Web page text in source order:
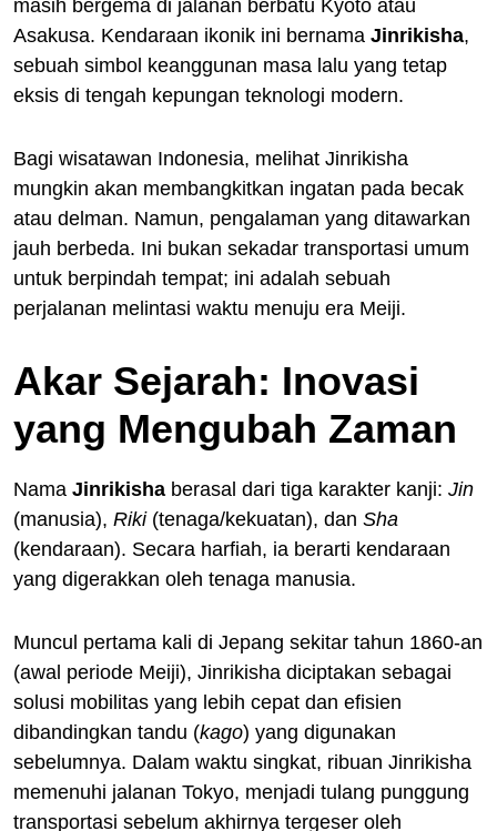
masih bergema di jalanan berbatu Kyoto atau
Asakusa. Kendaraan ikonik ini bernama Jinrikisha,
sebuah simbol keanggunan masa lalu yang tetap
eksis di tengah kepungan teknologi modern.
Bagi wisatawan Indonesia, melihat Jinrikisha
mungkin akan membangkitkan ingatan pada becak
atau delman. Namun, pengalaman yang ditawarkan
jauh berbeda. Ini bukan sekadar transportasi umum
untuk berpindah tempat; ini adalah sebuah
perjalanan melintasi waktu menuju era Meiji.
Akar Sejarah: Inovasi
yang Mengubah Zaman
Nama Jinrikisha berasal dari tiga karakter kanji: Jin
(manusia), Riki(tenaga/kekuatan), dan Sha
(kendaraan). Secara harfiah, ia berarti kendaraan
yang digerakkan oleh tenaga manusia.
Muncul pertama kali di Jepang sekitar tahun 1860-an
(awal periode Meiji), Jinrikisha diciptakan sebagai
solusi mobilitas yang lebih cepat dan efisien
dibandingkan tandu (kago) yang digunakan
sebelumnya. Dalam waktu singkat, ribuan Jinrikisha
memenuhi jalanan Tokyo, menjadi tulang punggung
transportasi sebelum akhirnya tergeser oleh